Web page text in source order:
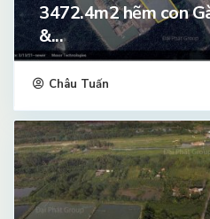
3472.4m2 hẽm con
&...
Châu Tuấn